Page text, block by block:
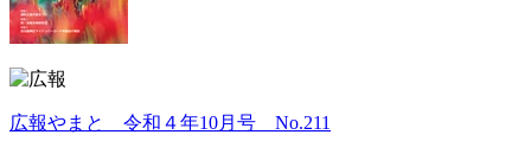
広報やまと 令和４年10月号 No.211